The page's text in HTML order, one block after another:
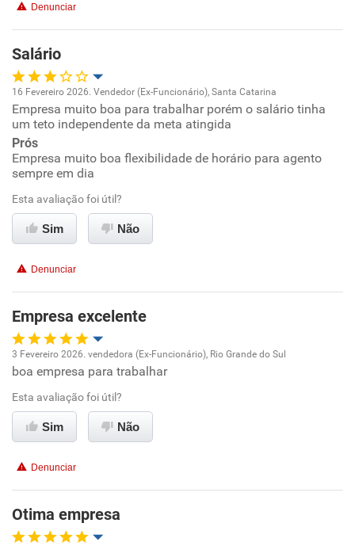
Não recomenda a diretoria
Benefícios
Recomenda esta empresa
Recomenda a diretoria
Denunciar
Salário
Oportunidade de promoção
Ambiente de trabalho
Benefícios
Recomenda esta empresa
Não recomenda a diretoria
16 Fevereiro 2026. Vendedor (Ex-Funcionário), Santa Catarina
Empresa muito boa para trabalhar porém o salário tinha
um teto independente da meta atingida
Prós
Empresa muito boa flexibilidade de horário para agento
sempre em dia
Esta avaliação foi útil?
Sim Não
Denunciar
Empresa excelente
Oportunidade de promoção
Ambiente de trabalho
Benefícios
Recomenda esta empresa
3 Fevereiro 2026. vendedora (Ex-Funcionário), Rio Grande do Sul
boa empresa para trabalhar
Esta avaliação foi útil?
Sim Não
Denunciar
Otima empresa